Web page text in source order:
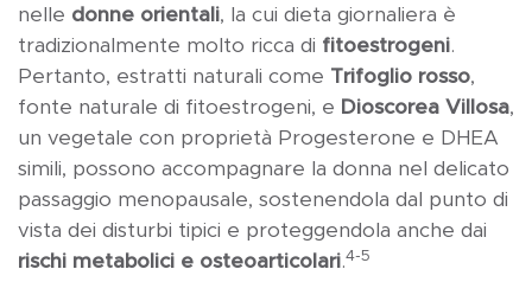
nelle donne orientali, la cui dieta giornaliera è
tradizionalmente molto ricca di fitoestrogeni.
Pertanto, estratti naturali come Trifoglio rosso,
fonte naturale di fitoestrogeni, e Dioscorea Villosa,
un vegetale con proprietà Progesterone e DHEA
simili, possono accompagnare la donna nel delicato
passaggio menopausale, sostenendola dal punto di
vista dei disturbi tipici e proteggendola anche dai
rischi metabolici e osteoarticolari.4-5